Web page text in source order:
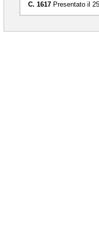
C. 1617Presentato il